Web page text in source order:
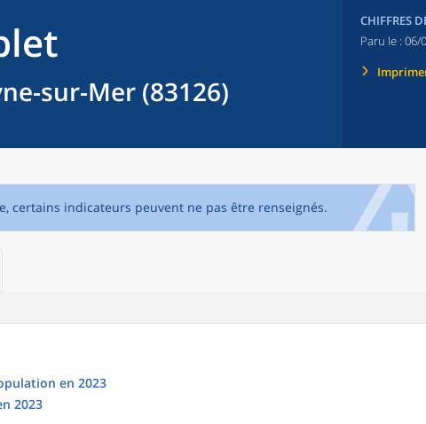
sur-Mer (83126)
CHIFFRES
Paru le : 06/
certains indicateurs peuvent ne pas être renseignés.
en 2023
2023